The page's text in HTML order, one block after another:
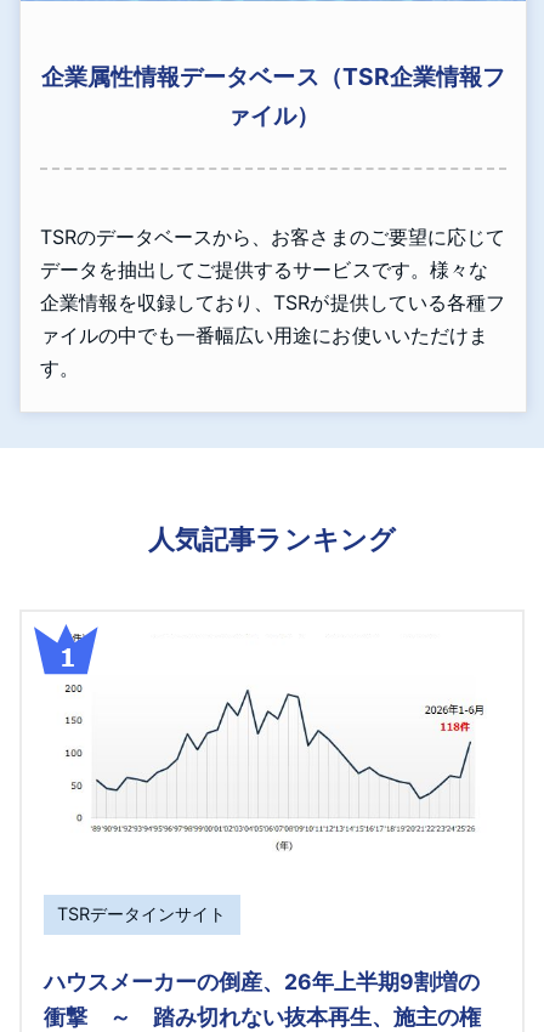
企業属性情報データベース（TSR企業情報フ
ァイル）
TSRのデータベースから、お客さまのご要望に応じて
データを抽出してご提供するサービスです。様々な
企業情報を収録しており、TSRが提供している各種フ
ァイルの中でも一番幅広い用途にお使いいただけま
す。
人気記事ランキング
TSRデータインサイト
ハウスメーカーの倒産、26年上半期9割増の
衝撃 ～ 踏み切れない抜本再生、施主の権